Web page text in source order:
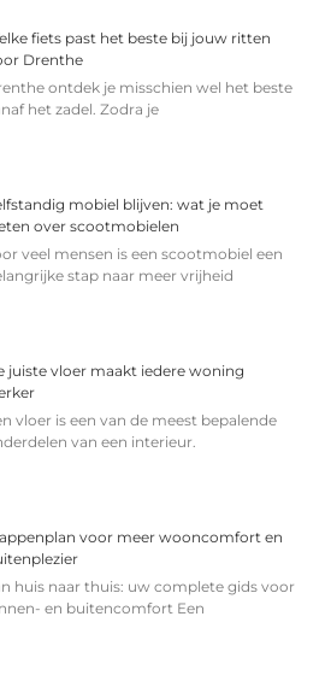
fiets past het beste bij jouw ritten
Drenthe
ontdek je misschien wel het beste
het zadel. Zodra je
mobiel blijven: wat je moet
over scootmobielen
veel mensen is een scootmobiel een
stap naar meer vrijheid
juiste vloer maakt iedere woning
vloer is een van de meest bepalende
van een interieur.
voor meer wooncomfort en
huis naar thuis: uw complete gids voor
en buitencomfort Een